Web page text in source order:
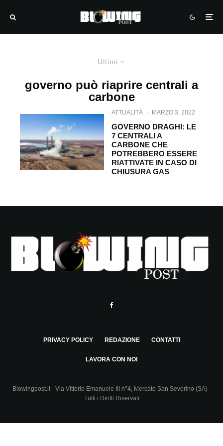
Ultimi
governo può riaprire centrali a
carbone
ATTUALITÀ · MARZO 3, 2022
GOVERNO DRAGHI: LE
7 CENTRALI A
CARBONE CHE
POTREBBERO ESSERE
RIATTIVATE IN CASO DI
CHIUSURA GAS
PRIVACY POLICY REDAZIONE CONTATTI
LAVORA CON NOI
Blowingpost.it - Via Vittorio Emanuele III n°4, Mercato San Severino (SA) -
Tutti i Diritti Riservati